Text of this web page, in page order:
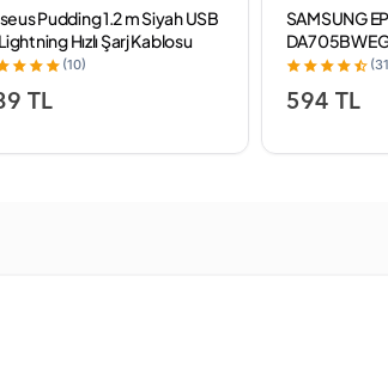
Pudding 1.2 m Siyah USB
Hızlı Şarj Kablosu
(10)
TL
SAMSUNG
TYPE C
594 TL